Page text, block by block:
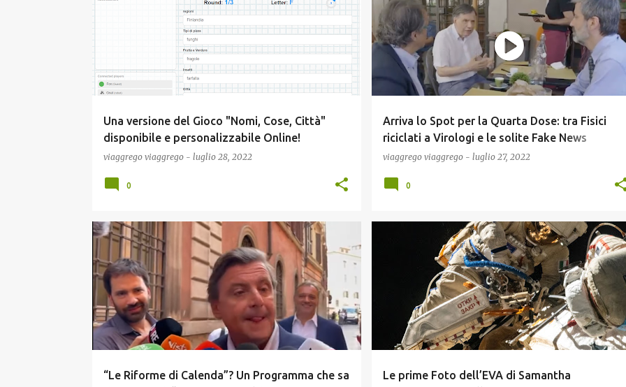
Una versione del Gioco "Nomi, Cose, Città"
disponibile e personalizzabile Online!
viaggrego viaggrego - luglio 28, 2022
SCUOLA E DIDATTICA
0
Arriva lo Spot per la Quarta Dose: tra Fisici
riciclati a Virologi e le solite Fake News
(Video)!
viaggrego viaggrego - luglio 27, 2022
0
“Le Riforme di Calenda”? Un Programma che sa
ECONOMIA POLITICA
Le prime Foto dell’EVA di Samantha
INFORMATICA E TECNOLOGIA NEWS